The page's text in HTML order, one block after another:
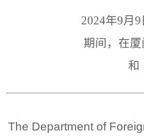
2024年9月
期间，在
和
The Department of